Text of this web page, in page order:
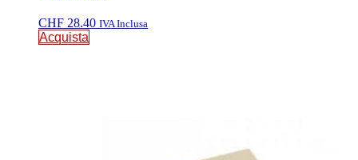
CHF 28.40 IVA Inclusa
Acquista